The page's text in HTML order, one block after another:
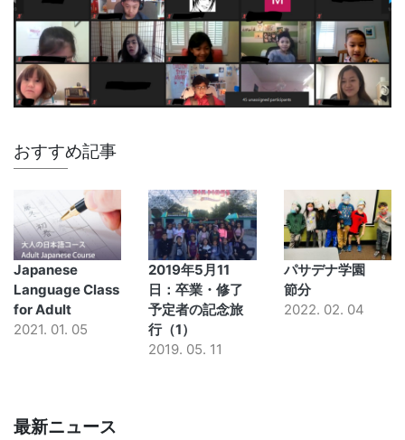
おすすめ記事
Japanese
Language Class
for Adult
2021. 01. 05
2019年5月11
日：卒業・修了
予定者の記念旅
行（1）
2019. 05. 11
パサデナ学園
節分
2022. 02. 04
最新ニュース